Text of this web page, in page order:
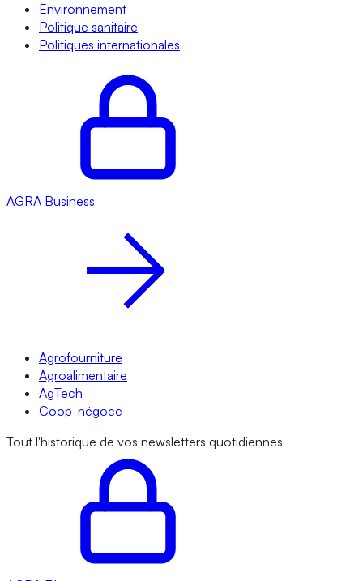
Environnement
Politique sanitaire
Politiques internationales
AGRA Business
Agrofourniture
Agroalimentaire
AgTech
Coop-négoce
Tout l'historique de vos newsletters quotidiennes